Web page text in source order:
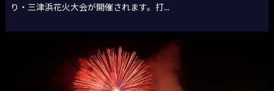
り・三津浜花火大会が開催されます。打...